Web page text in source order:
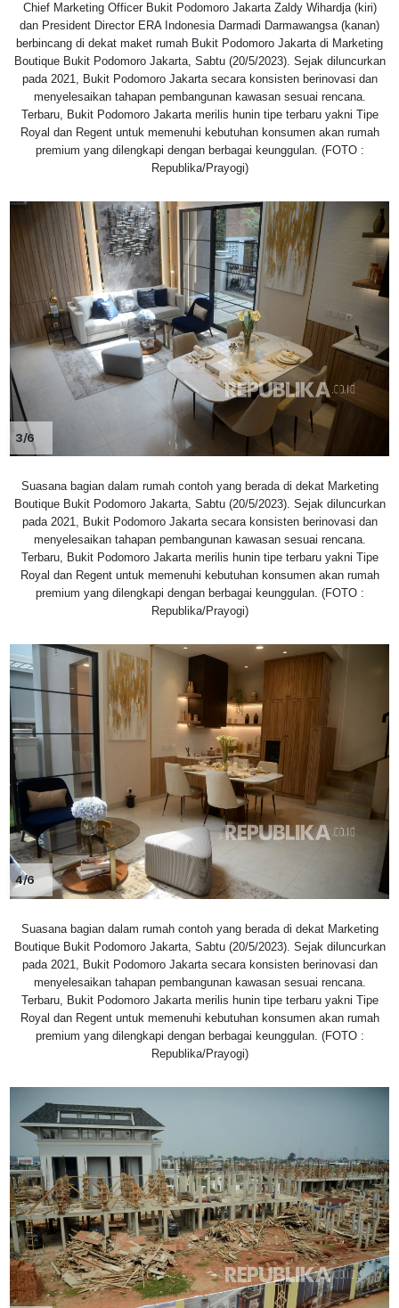
Chief Marketing Officer Bukit Podomoro Jakarta Zaldy Wihardja (kiri)
dan President Director ERA Indonesia Darmadi Darmawangsa (kanan)
berbincang di dekat maket rumah Bukit Podomoro Jakarta di Marketing
Boutique Bukit Podomoro Jakarta, Sabtu (20/5/2023). Sejak diluncurkan
pada 2021, Bukit Podomoro Jakarta secara konsisten berinovasi dan
menyelesaikan tahapan pembangunan kawasan sesuai rencana.
Terbaru, Bukit Podomoro Jakarta merilis hunin tipe terbaru yakni Tipe
Royal dan Regent untuk memenuhi kebutuhan konsumen akan rumah
premium yang dilengkapi dengan berbagai keunggulan. (FOTO :
Republika/Prayogi)
3/6
Suasana bagian dalam rumah contoh yang berada di dekat Marketing
Boutique Bukit Podomoro Jakarta, Sabtu (20/5/2023). Sejak diluncurkan
pada 2021, Bukit Podomoro Jakarta secara konsisten berinovasi dan
menyelesaikan tahapan pembangunan kawasan sesuai rencana.
Terbaru, Bukit Podomoro Jakarta merilis hunin tipe terbaru yakni Tipe
Royal dan Regent untuk memenuhi kebutuhan konsumen akan rumah
premium yang dilengkapi dengan berbagai keunggulan. (FOTO :
Republika/Prayogi)
4/6
Suasana bagian dalam rumah contoh yang berada di dekat Marketing
Boutique Bukit Podomoro Jakarta, Sabtu (20/5/2023). Sejak diluncurkan
pada 2021, Bukit Podomoro Jakarta secara konsisten berinovasi dan
menyelesaikan tahapan pembangunan kawasan sesuai rencana.
Terbaru, Bukit Podomoro Jakarta merilis hunin tipe terbaru yakni Tipe
Royal dan Regent untuk memenuhi kebutuhan konsumen akan rumah
premium yang dilengkapi dengan berbagai keunggulan. (FOTO :
Republika/Prayogi)